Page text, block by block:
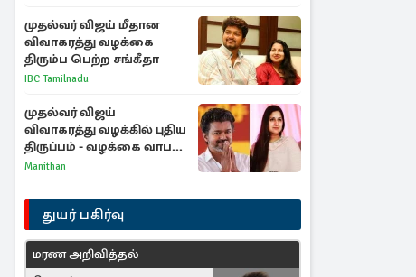
முதல்வர் விஜய் மீதான
விவாகரத்து வழக்கை
திரும்ப பெற்ற சங்கீதா
IBC Tamilnadu
முதல்வர் விஜய்
விவாகரத்து வழக்கில் புதிய
திருப்பம் - வழக்கை வாபஸ்
பெற்ற சங்கீதா!
Manithan
துயர் பகிர்வு
மரண அறிவித்தல்